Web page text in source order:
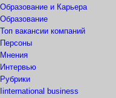
Образование и Карьера
Образование
Топ вакансии компаний
Персоны
Мнения
Интервью
Рубрики
Iinternational business